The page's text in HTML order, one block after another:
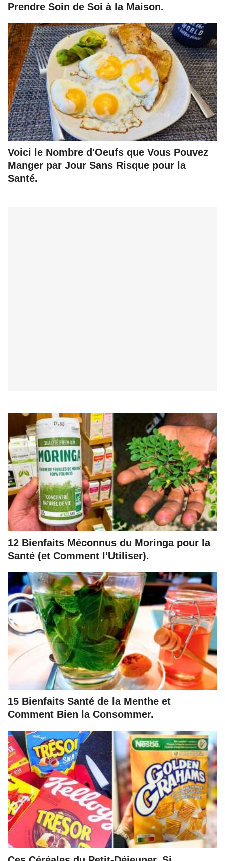
Prendre Soin de Soi à la Maison.
Voici le Nombre d'Oeufs que Vous Pouvez
Manger par Jour Sans Risque pour la
Santé.
12 Bienfaits Méconnus du Moringa pour la
Santé (et Comment l'Utiliser).
15 Bienfaits Santé de la Menthe et
Comment Bien la Consommer.